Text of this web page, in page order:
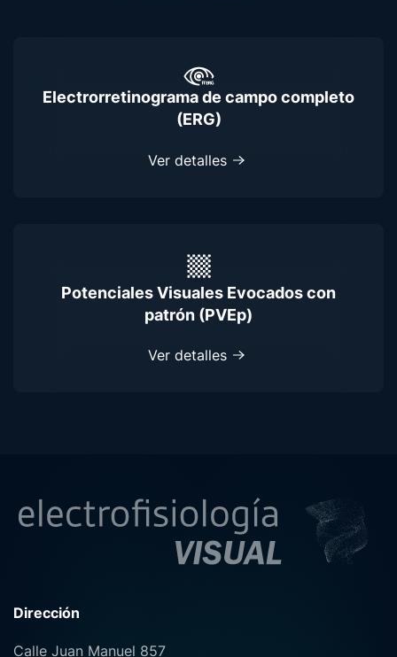
Electrorretinograma de campo completo
(ERG)
Ver detalles
Potenciales Visuales Evocados con
patrón (PVEp)
Ver detalles
Dirección
Calle Juan Manuel 857